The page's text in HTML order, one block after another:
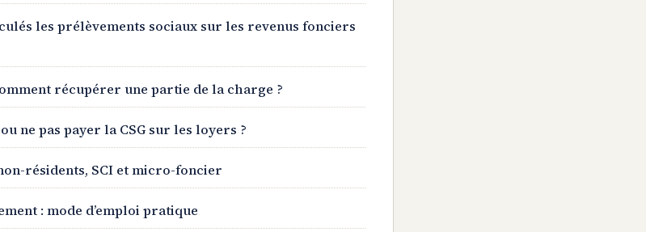
les prélèvements sociaux sur les revenus fonciers
récupérer une partie de la charge ?
ne pas payer la CSG sur les loyers ?
résidents, SCI et micro-foncier
: mode d’emploi pratique